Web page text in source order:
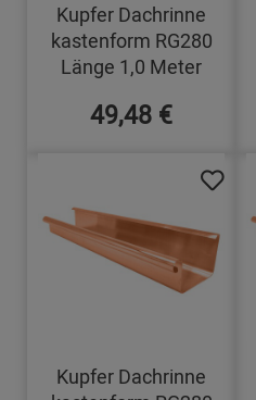
Kupfer Dachrinne
kastenform RG280
Länge 1,0 Meter
49,48 €
Kupfer Dachrinne